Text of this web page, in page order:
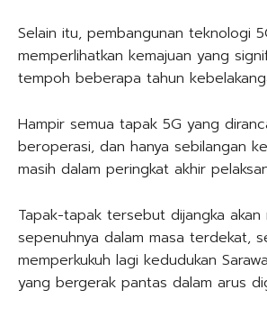
Selain itu, pembangunan teknologi
memperlihatkan kemajuan yang
tempoh beberapa tahun
Hampir semua tapak 5G yang
beroperasi, dan hanya sebilangan
masih dalam peringkat akhir
Tapak-tapak tersebut dijangka akan
sepenuhnya dalam masa terdekat,
memperkukuh lagi kedudukan
yang bergerak pantas dalam arus